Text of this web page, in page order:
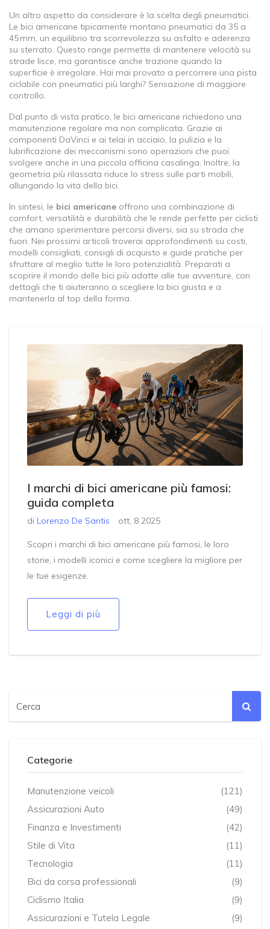
Un altro aspetto da considerare è la scelta degli pneumatici.
Le bici americane tipicamente montano pneumatici da 35 a
45 mm, un equilibrio tra scorrevolezza su asfalto e aderenza
su sterrato. Questo range permette di mantenere velocità su
strade lisce, ma garantisce anche trazione quando la
superficie è irregolare. Hai mai provato a percorrere una pista
ciclabile con pneumatici più larghi? Sensazione di maggiore
controllo.
Dal punto di vista pratico, le bici americane richiedono una
manutenzione regolare ma non complicata. Grazie ai
componenti DaVinci e ai telai in acciaio, la pulizia e la
lubrificazione dei meccanismi sono operazioni che puoi
svolgere anche in una piccola officina casalinga. Inoltre, la
geometria più rilassata riduce lo stress sulle parti mobili,
allungando la vita della bici.
In sintesi, le bici americane offrono una combinazione di
comfort, versatilità e durabilità che le rende perfette per ciclisti
che amano sperimentare percorsi diversi, sia su strada che
fuori. Nei prossimi articoli troverai approfondimenti su costi,
modelli consigliati, consigli di acquisto e guide pratiche per
sfruttare al meglio tutte le loro potenzialità. Preparati a
scoprire il mondo delle bici più adatte alle tue avventure, con
dettagli che ti aiuteranno a scegliere la bici giusta e a
mantenerla al top della forma.
I marchi di bici americane più famosi:
guida completa
di Lorenzo De Santis ott, 8 2025
Scopri i marchi di bici americane più famosi, le loro
storie, i modelli iconici e come scegliere la migliore per
le tue esigenze.
Leggi di più
Categorie
Manutenzione veicoli
(121)
Assicurazioni Auto
(49)
Finanza e Investimenti
(42)
Stile di Vita
(11)
Tecnologia
(11)
Bici da corsa professionali
(9)
Ciclismo Italia
(9)
Assicurazioni e Tutela Legale
(9)